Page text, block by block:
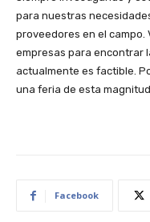
para nuestras
proveedores en el campo.
empresas para encontrar
actualmente es factible.
una feria de esta
Facebook